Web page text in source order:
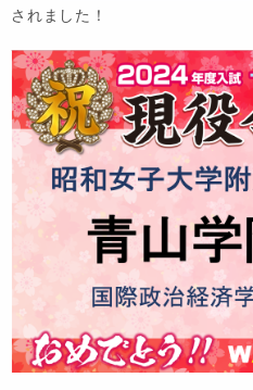
されました！